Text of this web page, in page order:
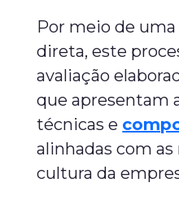
Por meio de
direta, este
avaliação
que apresentam
técnicas e
alinhadas com as
cultura da